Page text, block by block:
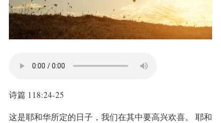
诗篇 118:24-25
这是耶和华所定的日子，我们在其中要高兴欢喜。 耶和